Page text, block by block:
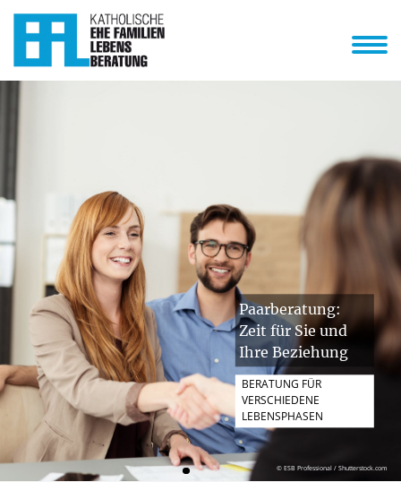
© ESB Professional / Shutterstock.com
Paarberatung:
Zeit für Sie und
Ihre Beziehung
BERATUNG FÜR
VERSCHIEDENE
LEBENSPHASEN